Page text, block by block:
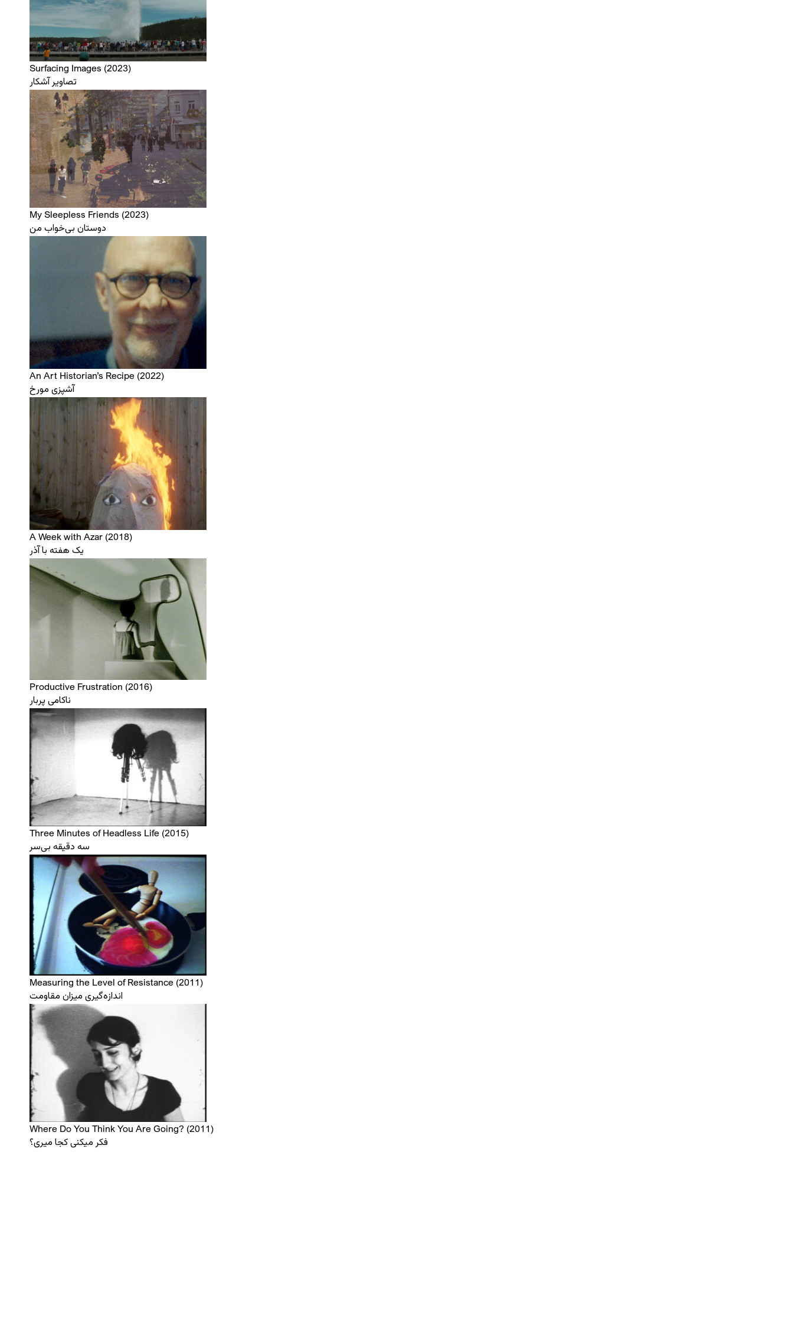
Surfacing Images (2023)
تصاویر آشکار
My Sleepless Friends (2023)
دوستان بی‌خواب من
An Art Historian’s Recipe (2022)
آشپزی مورخ
A Week with Azar (2018)
یک هفته با آذر
Productive Frustration (2016)
ناکامی پربار
Three Minutes of Headless Life (2015)
سه دقیقه‌ بی‌سر
Measuring the Level of Resistance (2011)
اندازه‌گیری میزان مقاومت
Where Do You Think You Are Going? (2011)
فکر میکنی کجا میری؟